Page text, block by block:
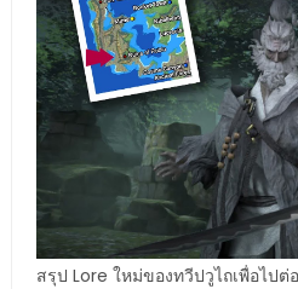
สรุป Lore ใหม่ของทวีปวูไถเพื่อไปต่